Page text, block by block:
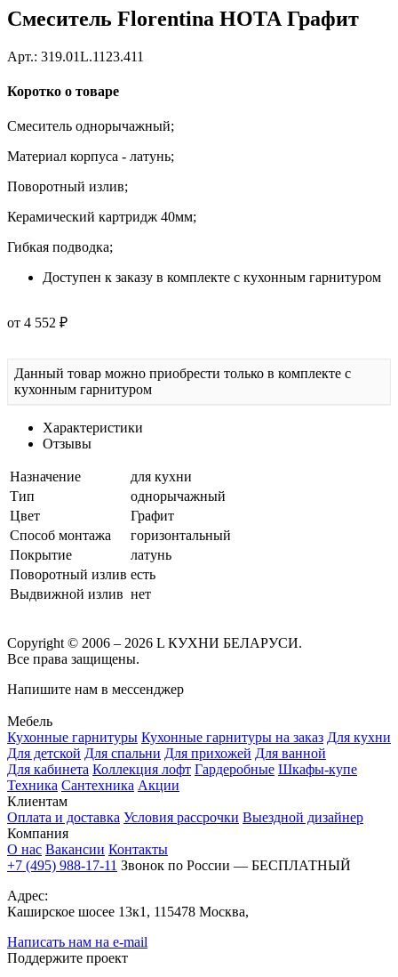
Смеситель Florentina НОТА Графит
Арт.: 319.01L.1123.411
Коротко о товаре
Гибкая подводка;
Доступен к заказу в комплекте с кухонным гарнитуром
от 4 552 ₽
Данный товар можно приобрести только в комплекте с
кухонным гарнитуром
Характеристики
Отзывы
Назначение
для кухни
Тип
однорычажный
Цвет
Графит
Способ монтажа
горизонтальный
Покрытие
латунь
Поворотный излив есть
Выдвижной излив нет
Copyright © 2006 – 2026 L КУХНИ БЕЛАРУСИ.
Все права защищены.
Напишите нам в мессенджер
Мебель
Кухонные гарнитуры Кухонные гарнитуры на заказ Для кухни
Для детской Для спальни Для прихожей Для ванной
Для кабинета Коллекция лофт Гардеробные Шкафы-купе
Техника Сантехника Акции
Клиентам
Оплата и доставка Условия рассрочки Выездной дизайнер
Компания
О нас Вакансии Контакты
+7 (495) 988-17-11 Звонок по России — БЕСПЛАТНЫЙ
Адрес:
Каширское шосее 13к1, 115478 Москва,
Написать нам на e-mail
Поддержите проект